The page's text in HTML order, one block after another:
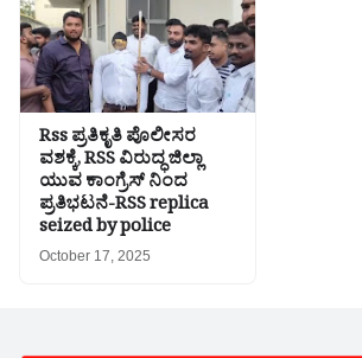
Rss ಪ್ರತಿಕೃತಿ ಪೊಲೀಸರ
ವಶಕ್ಕೆ, RSS ವಿರುದ್ಧ ಜಿಲ್ಲಾ
ಯುವ ಕಾಂಗ್ರೆಸ್ ನಿಂದ
ಪ್ರತಿಭಟನೆ-RSS replica
seized by police
October 17, 2025